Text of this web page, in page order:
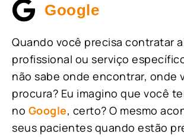
Google
Quando você precisa contratar
profissional ou serviço
não sabe onde encontrar, onde
procura? Eu imagino que você
no Google, certo? O mesmo
seus pacientes quando estão